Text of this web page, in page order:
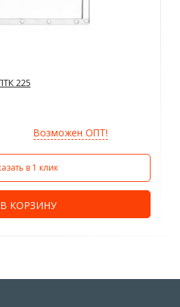
225
Возможен ОПТ!
в 1 клик
В КОРЗИНУ